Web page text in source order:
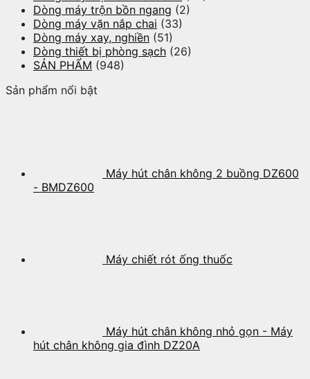
Dòng máy trộn bồn ngang (2)
Dòng máy vặn nắp chai (33)
Dòng máy xay, nghiền (51)
Dòng thiết bị phòng sạch (26)
SẢN PHẨM (948)
Sản phẩm nổi bật
Máy hút chân không 2 buồng DZ600
- BMDZ600
Máy chiết rót ống thuốc
Máy hút chân không nhỏ gọn - Máy
hút chân không gia đình DZ20A